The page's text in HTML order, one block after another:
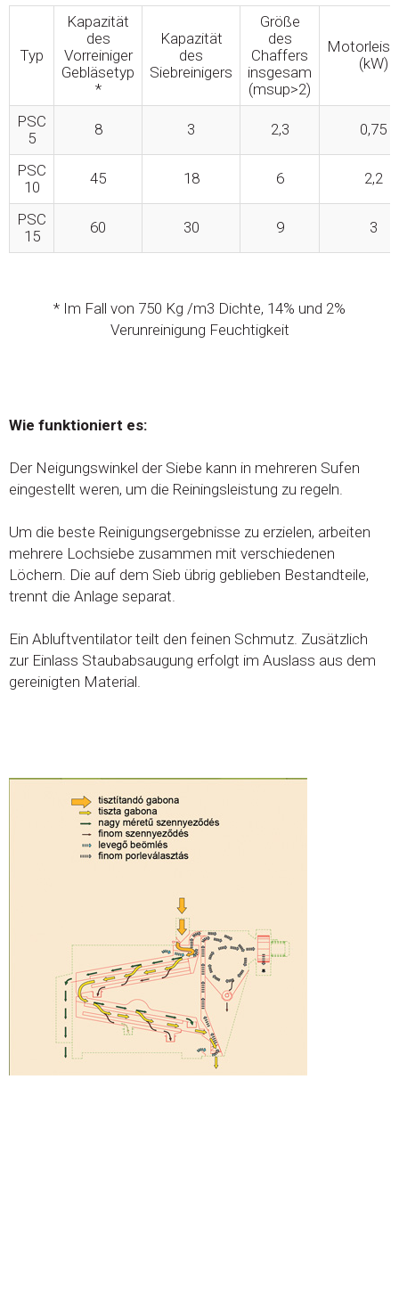
Typ
Kapazität
des
Vorreiniger
Gebläsetyp
*
Kapazität
des
Siebreinigers
Größe
des
Chaffers
insgesam
(msup>2)
(kW)
PSC
5
8 3 2,3 0,75
PSC
10
45 18 6 2,2
PSC
15
60 30 9 3
* Im Fall von 750 Kg /m3 Dichte, 14% und 2%
Verunreinigung Feuchtigkeit
Wie funktioniert es:
Der Neigungswinkel der Siebe kann in mehreren Sufen
eingestellt weren, um die Reiningsleistung zu regeln.
Um die beste Reinigungsergebnisse zu erzielen, arbeiten
mehrere Lochsiebe zusammen mit verschiedenen
Löchern. Die auf dem Sieb übrig geblieben Bestandteile,
trennt die Anlage separat.
Ein Abluftventilator teilt den feinen Schmutz. Zusätzlich
zur Einlass Staubabsaugung erfolgt im Auslass aus dem
gereinigten Material.